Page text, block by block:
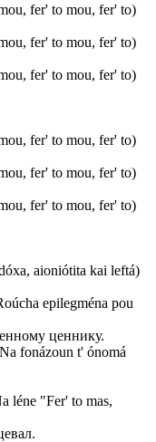
fer' to mou, fer' to)
fer' to mou, fer' to)
fer' to mou, fer' to)
fer' to mou, fer' to)
fer' to mou, fer' to)
fer' to mou, fer' to)
aioniótita kai leftá)
epilegména pou
ценнику.
fonázoun t' ónomá
léne "Fer' to mas,